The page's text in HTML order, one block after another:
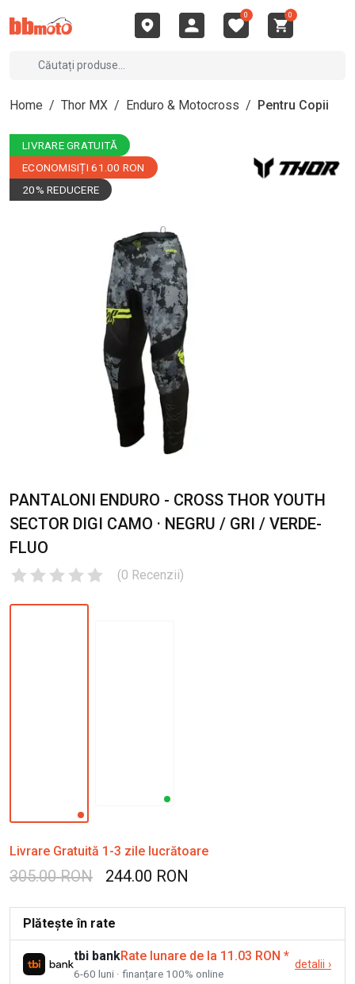
0 0
Home / Thor MX / Enduro & Motocross / Pentru Copii
LIVRARE GRATUITĂ
ECONOMISIȚI 61.00 RON
20% REDUCERE
PANTALONI ENDURO - CROSS THOR YOUTH
SECTOR DIGI CAMO · NEGRU / GRI / VERDE-
FLUO
(0 Recenzii)
Livrare Gratuită 1-3 zile lucrătoare
305.00 RON 244.00 RON
Plătește în rate
tbi bankRate lunare de la 11.03 RON *
6-60 luni · finanțare 100% online
detalii ›